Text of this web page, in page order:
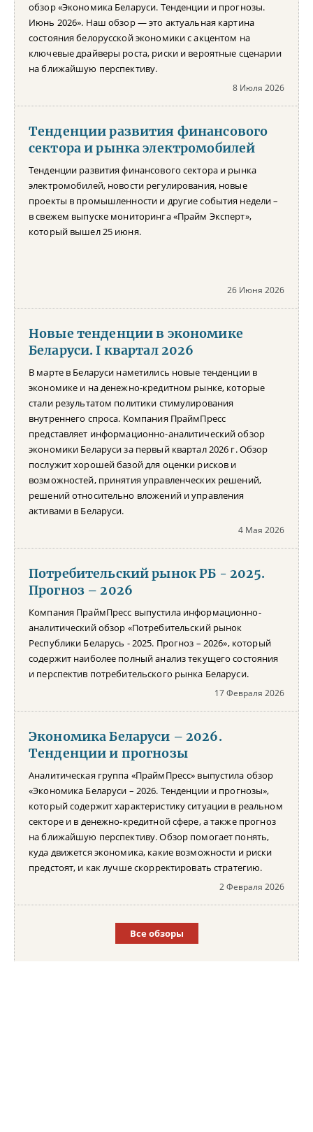
обзор «Экономика Беларуси. Тенденции и прогнозы.
Июнь 2026». Наш обзор — это актуальная картина
состояния белорусской экономики с акцентом на
ключевые драйверы роста, риски и вероятные сценарии
на ближайшую перспективу.
8 Июля 2026
Тенденции развития финансового
сектора и рынка электромобилей
Тенденции развития финансового сектора и рынка
электромобилей, новости регулирования, новые
проекты в промышленности и другие события недели –
в свежем выпуске мониторинга «Прайм Эксперт»,
который вышел 25 июня.
26 Июня 2026
Новые тенденции в экономике
Беларуси. I квартал 2026
В марте в Беларуси наметились новые тенденции в
экономике и на денежно-кредитном рынке, которые
стали результатом политики стимулирования
внутреннего спроса. Компания ПраймПресс
представляет информационно-аналитический обзор
экономики Беларуси за первый квартал 2026 г. Обзор
послужит хорошей базой для оценки рисков и
возможностей, принятия управленческих решений,
решений относительно вложений и управления
активами в Беларуси.
4 Мая 2026
Потребительский рынок РБ - 2025.
Прогноз – 2026
Компания ПраймПресс выпустила информационно-
аналитический обзор «Потребительский рынок
Республики Беларусь - 2025. Прогноз – 2026», который
содержит наиболее полный анализ текущего состояния
и перспектив потребительского рынка Беларуси.
17 Февраля 2026
Экономика Беларуси – 2026.
Тенденции и прогнозы
Аналитическая группа «ПраймПресс» выпустила обзор
«Экономика Беларуси – 2026. Тенденции и прогнозы»,
который содержит характеристику ситуации в реальном
секторе и в денежно-кредитной сфере, а также прогноз
на ближайшую перспективу. Обзор помогает понять,
куда движется экономика, какие возможности и риски
предстоят, и как лучше скорректировать стратегию.
2 Февраля 2026
Все обзоры